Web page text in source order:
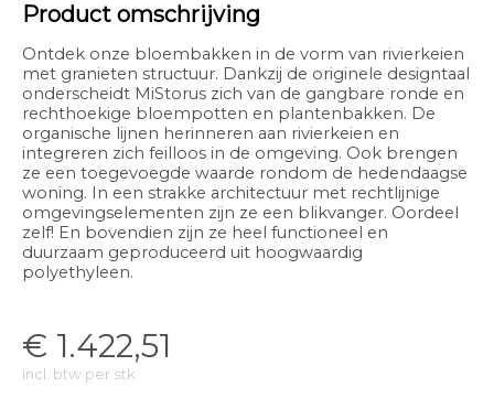
Product omschrijving
Ontdek onze bloembakken in de vorm van rivierkeien
met granieten structuur. Dankzij de originele designtaal
onderscheidt MiStorus zich van de gangbare ronde en
rechthoekige bloempotten en plantenbakken. De
organische lijnen herinneren aan rivierkeien en
integreren zich feilloos in de omgeving. Ook brengen
ze een toegevoegde waarde rondom de hedendaagse
woning. In een strakke architectuur met rechtlijnige
omgevingselementen zijn ze een blikvanger. Oordeel
zelf! En bovendien zijn ze heel functioneel en
duurzaam geproduceerd uit hoogwaardig
polyethyleen.
€ 1.422,51
incl. btw per stk